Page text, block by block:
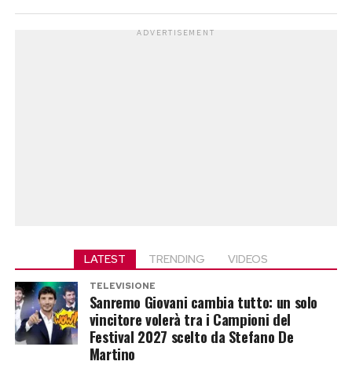
ADVERTISEMENT
LATEST TRENDING VIDEOS
TELEVISIONE
Sanremo Giovani cambia tutto: un solo
vincitore volerà tra i Campioni del
Festival 2027 scelto da Stefano De
Martino